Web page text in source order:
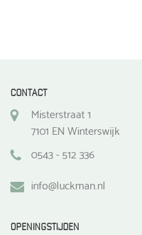
CONTACT
Misterstraat 1
7101 EN Winterswijk
0543 - 512 336
info@luckman.nl
OPENINGSTIJDEN